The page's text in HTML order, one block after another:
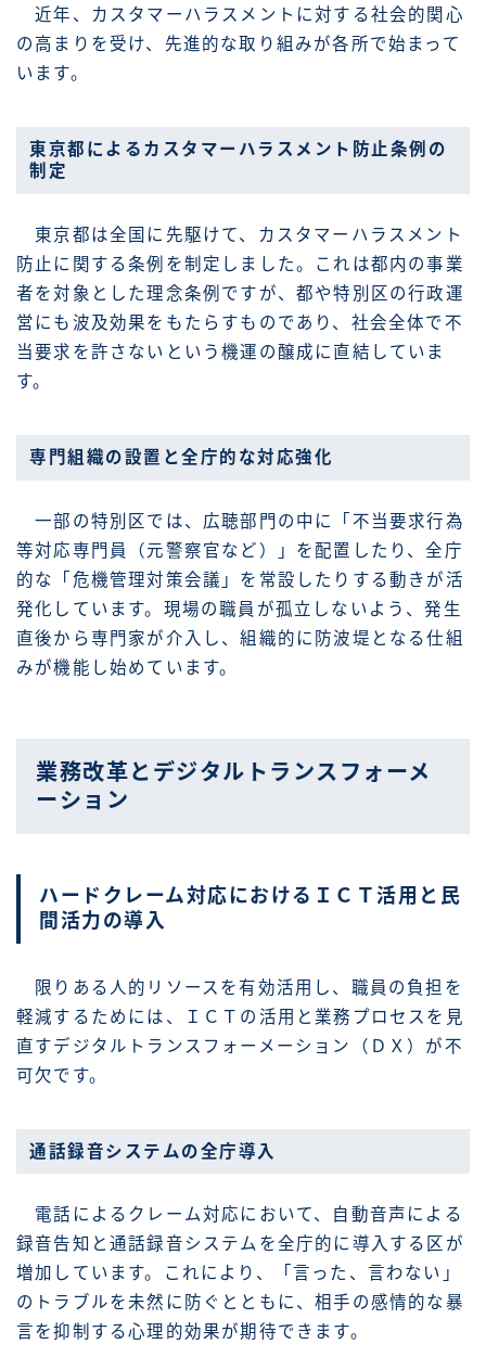
近年、カスタマーハラスメントに対する社会的関心
の高まりを受け、先進的な取り組みが各所で始まって
います。
東京都によるカスタマーハラスメント防止条例の
制定
東京都は全国に先駆けて、カスタマーハラスメント
防止に関する条例を制定しました。これは都内の事業
者を対象とした理念条例ですが、都や特別区の行政運
営にも波及効果をもたらすものであり、社会全体で不
当要求を許さないという機運の醸成に直結していま
す。
専門組織の設置と全庁的な対応強化
一部の特別区では、広聴部門の中に「不当要求行為
等対応専門員（元警察官など）」を配置したり、全庁
的な「危機管理対策会議」を常設したりする動きが活
発化しています。現場の職員が孤立しないよう、発生
直後から専門家が介入し、組織的に防波堤となる仕組
みが機能し始めています。
業務改革とデジタルトランスフォーメ
ーション
ハードクレーム対応におけるＩＣＴ活用と民
間活力の導入
限りある人的リソースを有効活用し、職員の負担を
軽減するためには、ＩＣＴの活用と業務プロセスを見
直すデジタルトランスフォーメーション（ＤＸ）が不
可欠です。
通話録音システムの全庁導入
電話によるクレーム対応において、自動音声による
録音告知と通話録音システムを全庁的に導入する区が
増加しています。これにより、「言った、言わない」
のトラブルを未然に防ぐとともに、相手の感情的な暴
言を抑制する心理的効果が期待できます。